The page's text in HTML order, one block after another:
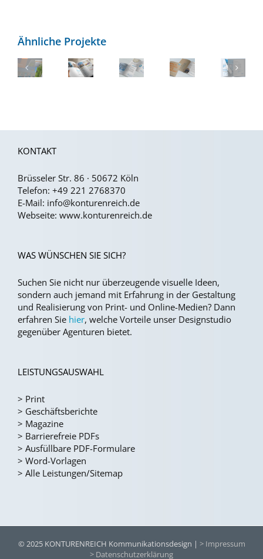
Ähnliche Projekte
Design
Design
Relaunch
Krankenhaus
Broschüren
KONTAKT
Brüsseler Str. 86 · 50672 Köln
Telefon: +49 221 2768370
E-Mail: info@konturenreich.de
Webseite: www.konturenreich.de
WAS WÜNSCHEN SIE SICH?
Suchen Sie nicht nur überzeugende visuelle Ideen,
sondern auch jemand mit Erfahrung in der Gestaltung
und Realisierung von Print- und Online-Medien? Dann
erfahren Sie hier, welche Vorteile unser Designstudio
gegenüber Agenturen bietet.
LEISTUNGSAUSWAHL
> Print
> Geschäftsberichte
> Magazine
> Barrierefreie PDFs
> Ausfüllbare PDF-Formulare
> Word-Vorlagen
> Alle Leistungen/Sitemap
© 2025 KONTURENREICH Kommunikationsdesign | > Impressum
> Datenschutzerklärung